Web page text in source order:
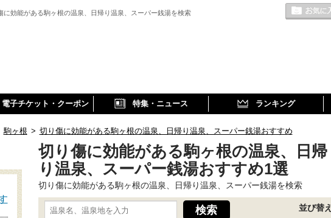
に効能がある駒ヶ根の温泉、日帰り温泉、スーパー銭湯を検索
電子チケット・クーポン 特集・ニュース ランキング
駒ヶ根 > 切り傷に効能がある駒ヶ根の温泉、日帰り温泉、スーパー銭湯おすすめ
切り傷に効能がある駒ヶ根の温泉、日帰
り温泉、スーパー銭湯おすすめ1選
切り傷に効能がある駒ヶ根の温泉、日帰り温泉、スーパー銭湯を検索
並び替え